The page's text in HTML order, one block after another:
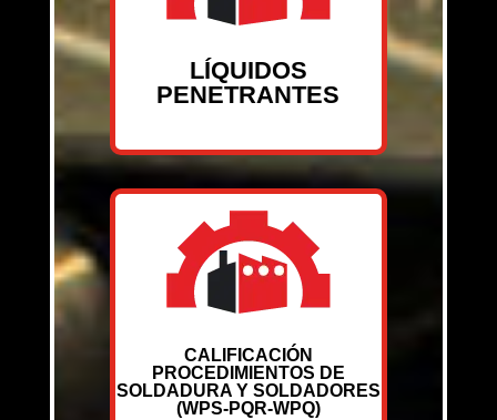
LÍQUIDOS
PENETRANTES
CALIFICACIÓN
PROCEDIMIENTOS DE
SOLDADURA Y SOLDADORES
(WPS-PQR-WPQ)